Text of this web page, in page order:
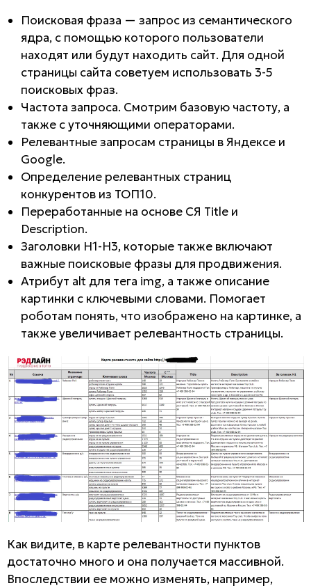
Поисковая фраза — запрос из семантического
ядра, с помощью которого пользователи
находят или будут находить сайт. Для одной
страницы сайта советуем использовать 3-5
поисковых фраз.
Частота запроса. Смотрим базовую частоту, а
также с уточняющими операторами.
Релевантные запросам страницы в Яндексе и
Google.
Определение релевантных страниц
конкурентов из ТОП10.
Переработанные на основе СЯ Title и
Description.
Заголовки H1-H3, которые также включают
важные поисковые фразы для продвижения.
Атрибут alt для тега img, а также описание
картинки с ключевыми словами. Помогает
роботам понять, что изображено на картинке, а
также увеличивает релевантность страницы.
Как видите, в карте релевантности пунктов
достаточно много и она получается массивной.
Впоследствии ее можно изменять, например,